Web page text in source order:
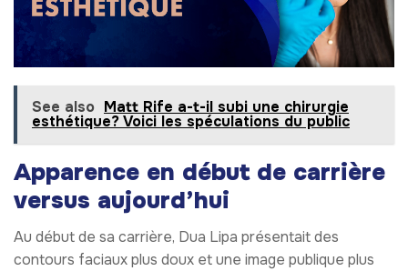
See also Matt Rife a-t-il subi une chirurgie
esthétique? Voici les spéculations du public
Apparence en début de carrière
versus aujourd’hui
Au début de sa carrière, Dua Lipa présentait des
contours faciaux plus doux et une image publique plus